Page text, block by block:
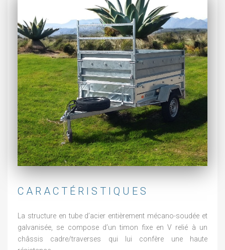
CARACTÉRISTIQUES
La structure en tube d’acier entièrement mécano-soudée et
galvanisée, se compose d’un timon fixe en V relié à un
châssis cadre/traverses qui lui confère une haute